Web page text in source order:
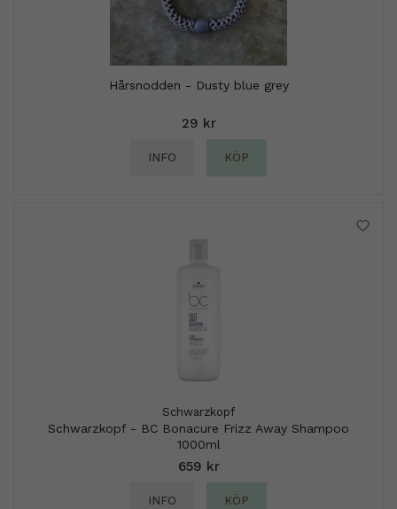
Hårsnodden - Dusty blue grey
29 kr
INFO KÖP
Schwarzkopf
Schwarzkopf - BC Bonacure Frizz Away Shampoo
1000ml
659 kr
INFO KÖP